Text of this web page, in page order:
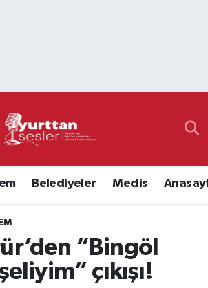
Belediyeler Meclis
“Bingöl
çıkışı!
Durumu ve Fikstür
Haberleri